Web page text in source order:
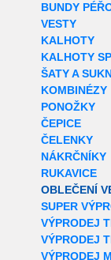
BUNDY
VESTY
KALHOTY
KALHOTY
ŠATY A
KOMBINÉZY
PONOŽKY
ČEPICE
ČELENKY
NÁKRČNÍKY
RUKAVICE
OBLEČENÍ
SUPER
VÝPRODEJ
VÝPRODEJ
VÝPRODEJ